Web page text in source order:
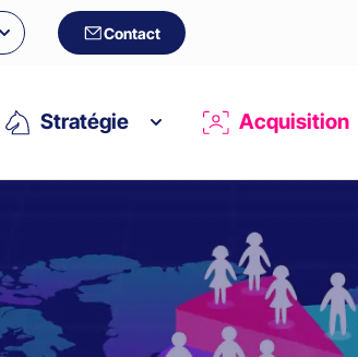
Contact
Stratégie Acquisition